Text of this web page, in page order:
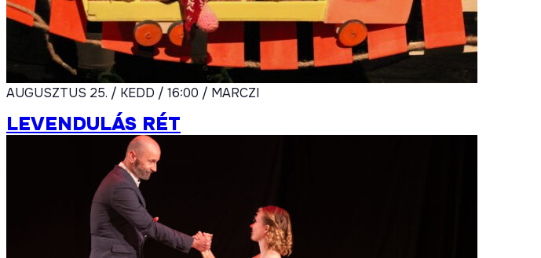
AUGUSZTUS 25. / KEDD / 16:00 / MARCZI
LEVENDULÁS RÉT